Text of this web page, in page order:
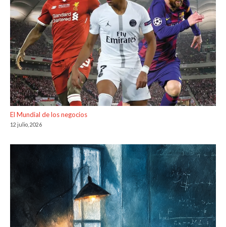
El Mundial de los negocios
12 julio, 2026